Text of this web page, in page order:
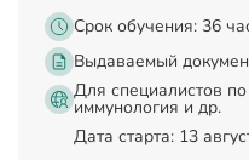
Срок обучения: 36
Выдаваемый
Для специалистов
иммунология и др.
Дата старта: 13